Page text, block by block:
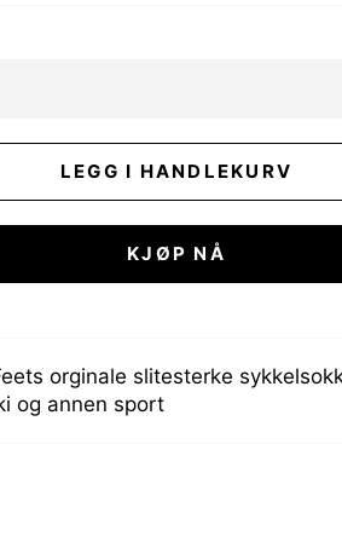
LEGG I HANDLEKURV
KJØP NÅ
orginale slitesterke
og annen sport